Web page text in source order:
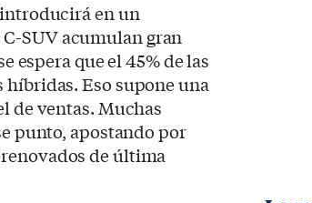
introducirá en un
SUV acumulan gran
espera que el 45% de las
Eso supone una
de ventas. Muchas
punto, apostando por
de última